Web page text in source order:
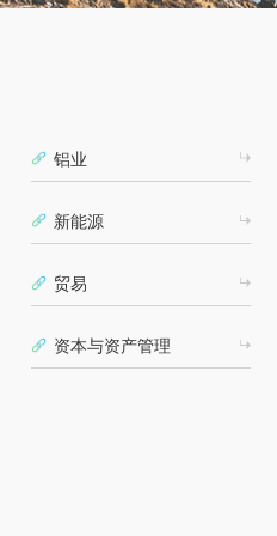
铝业
新能源
贸易
资本与资产管理